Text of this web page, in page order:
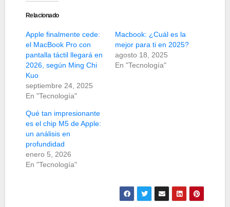
Relacionado
Apple finalmente cede:
el MacBook Pro con
pantalla táctil llegará en
2026, según Ming Chi
Kuo
septiembre 24, 2025
En "Tecnología"
Macbook: ¿Cuál es la
mejor para ti en 2025?
agosto 18, 2025
En "Tecnología"
Qué tan impresionante
es el chip M5 de Apple:
un análisis en
profundidad
enero 5, 2026
En "Tecnología"